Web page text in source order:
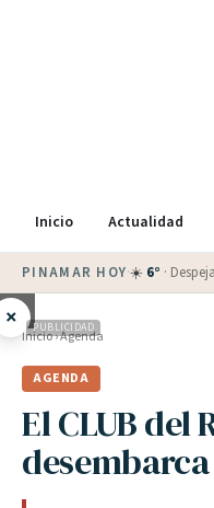
Inicio Actualidad
PINAMAR HOY·💵 Dólar blue
× PUBLICIDAD
Inicio›Agenda
AGENDA
El CLUB del